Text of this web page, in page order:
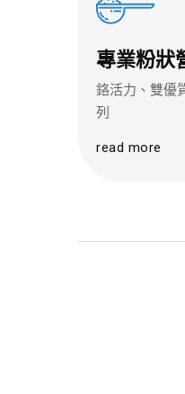
專業粉狀
鉻活力、雙優
列
read more